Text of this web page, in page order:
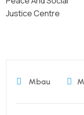
Mbau